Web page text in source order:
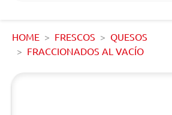
HOME FRESCOS
QUESOS
FRACCIONADOS AL VACÍO